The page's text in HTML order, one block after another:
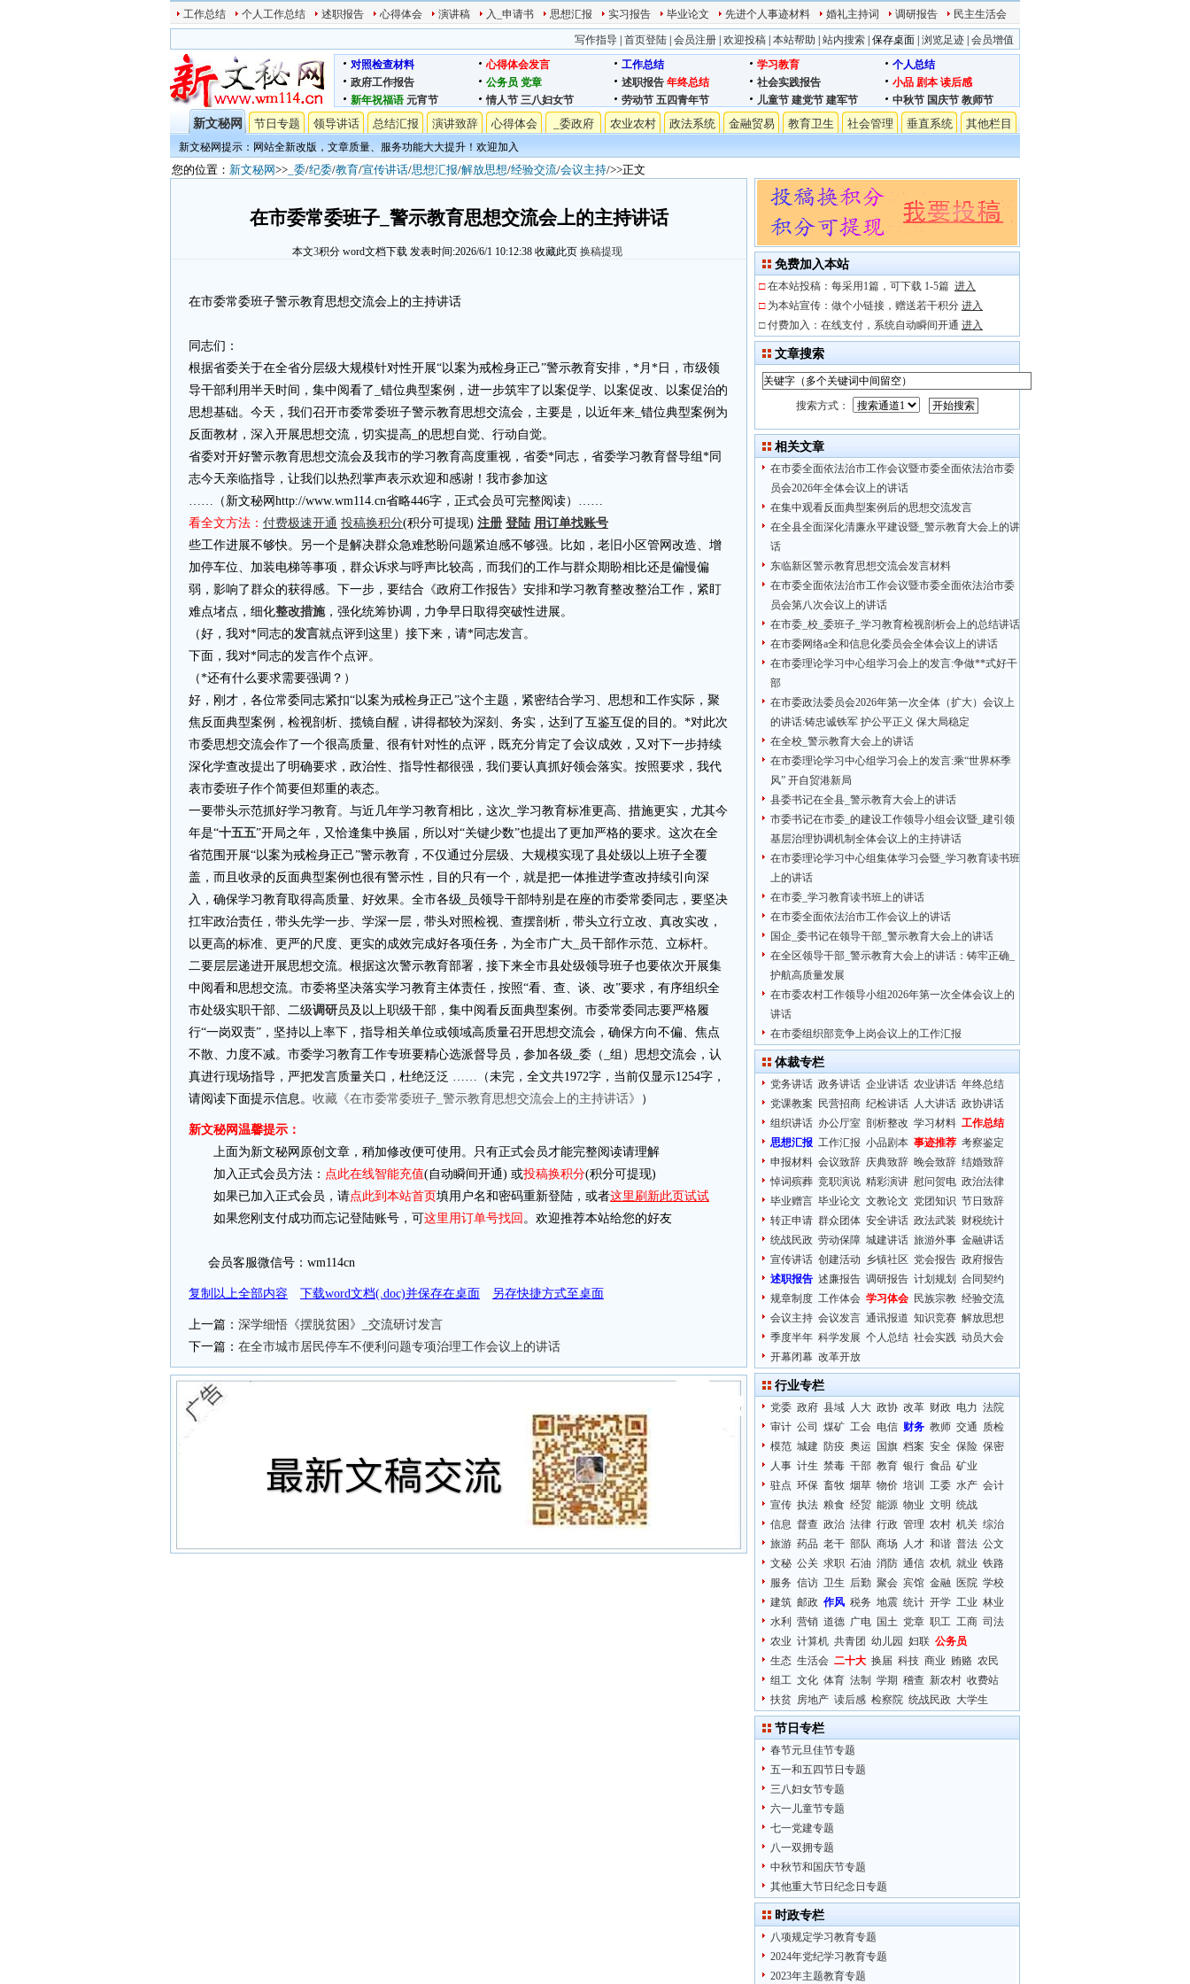
工作总结 个人工作总结 述职报告 心得体会 演讲稿 入_申请书 思想汇报 实习报告 毕业论文 先进个人事迹材料 婚礼主持词 调研报告 民主生活会
写作指导 首页登陆 会员注册 欢迎投稿 本站帮助 站内搜索 保存桌面 浏览足迹 会员增值
对照检查材料
心得体会发言 工作总结 学习教育
个人总结
政府工作报告
公务员 党章 述职报告 年终总结 社会实践报告 小品 剧本 读后感
新年祝福语 元宵节 情人节 三八妇女节 劳动节 五四青年节 儿童节 建党节 建军节 中秋节 国庆节 教师节
新文秘网 节日专题 领导讲话 总结汇报 演讲致辞 心得体会 _委政府 农业农村 政法系统 金融贸易 教育卫生 社会管理 垂直系统 其他栏目
新文秘网提示：网站全新改版，文章质量、服务功能大大提升！欢迎加入
您的位置： 新文秘网>> _委/纪委/教育/宣传讲话/思想汇报/解放思想/经验交流/会议主持/>>正文
在市委常委班子_警示教育思想交流会上的主持讲话
本文3积分 word文档下载 发表时间:2026/6/1 10:12:38 收藏此页 换稿提现
在市委常委班子警示教育思想交流会上的主持讲话
同志们：
根据省委关于在全省分层级大规模针对性开展“以案为戒检身正己”警示教育安排，*月*日，市级领
导干部利用半天时间，集中阅看了_错位典型案例，进一步筑牢了以案促学、以案促改、以案促治的
思想基础。今天，我们召开市委常委班子警示教育思想交流会，主要是，以近年来_错位典型案例为
反面教材，深入开展思想交流，切实提高_的思想自觉、行动自觉。
省委对开好警示教育思想交流会及我市的学习教育高度重视，省委*同志，省委学习教育督导组*同
志今天亲临指导，让我们以热烈掌声表示欢迎和感谢！我市参加这
……（新文秘网http://www.wm114.cn省略446字，正式会员可完整阅读）……
看全文方法： 付费极速开通 投稿换积分(积分可提现) 注册 登陆 用订单找账号
些工作进展不够快。另一个是解决群众急难愁盼问题紧迫感不够强。比如，老旧小区管网改造、增
加停车位、加装电梯等事项，群众诉求与呼声比较高，而我们的工作与群众期盼相比还是偏慢偏
弱，影响了群众的获得感。下一步，要结合《政府工作报告》安排和学习教育整改整治工作，紧盯
难点堵点，细化整改措施，强化统筹协调，力争早日取得突破性进展。
（好，我对*同志的发言就点评到这里）接下来，请*同志发言。
下面，我对*同志的发言作个点评。
（*还有什么要求需要强调？）
好，刚才，各位常委同志紧扣“以案为戒检身正己”这个主题，紧密结合学习、思想和工作实际，聚
焦反面典型案例，检视剖析、揽镜自醒，讲得都较为深刻、务实，达到了互鉴互促的目的。*对此次
市委思想交流会作了一个很高质量、很有针对性的点评，既充分肯定了会议成效，又对下一步持续
深化学查改提出了明确要求，政治性、指导性都很强，我们要认真抓好领会落实。按照要求，我代
表市委班子作个简要但郑重的表态。
一要带头示范抓好学习教育。与近几年学习教育相比，这次_学习教育标准更高、措施更实，尤其今
年是“十五五”开局之年，又恰逢集中换届，所以对“关键少数”也提出了更加严格的要求。这次在全
省范围开展“以案为戒检身正己”警示教育，不仅通过分层级、大规模实现了县处级以上班子全覆
盖，而且收录的反面典型案例也很有警示性，目的只有一个，就是把一体推进学查改持续引向深
入，确保学习教育取得高质量、好效果。全市各级_员领导干部特别是在座的市委常委同志，要坚决
扛牢政治责任，带头先学一步、学深一层，带头对照检视、查摆剖析，带头立行立改、真改实改，
以更高的标准、更严的尺度、更实的成效完成好各项任务，为全市广大_员干部作示范、立标杆。
二要层层递进开展思想交流。根据这次警示教育部署，接下来全市县处级领导班子也要依次开展集
中阅看和思想交流。市委将坚决落实学习教育主体责任，按照“看、查、谈、改”要求，有序组织全
市处级实职干部、二级调研员及以上职级干部，集中阅看反面典型案例。市委常委同志要严格履
行“一岗双责”，坚持以上率下，指导相关单位或领域高质量召开思想交流会，确保方向不偏、焦点
不散、力度不减。市委学习教育工作专班要精心选派督导员，参加各级_委（_组）思想交流会，认
真进行现场指导，严把发言质量关口，杜绝泛泛 ……（未完，全文共1972字，当前仅显示1254字，
请阅读下面提示信息。 收藏《在市委常委班子_警示教育思想交流会上的主持讲话》 ）
新文秘网温馨提示：
上面为新文秘网原创文章，稍加修改便可使用。只有正式会员才能完整阅读请理解
加入正式会员方法： 点此在线智能充值(自动瞬间开通) 或投稿换积分(积分可提现)
如果已加入正式会员，请点此到本站首页填用户名和密码重新登陆，或者这里刷新此页试试
如果您刚支付成功而忘记登陆账号，可这里用订单号找回 。欢迎推荐本站给您的好友
会员客服微信号：wm114cn
复制以上全部内容 下载word文档(.doc)并保存在桌面 另存快捷方式至桌面
上一篇： 深学细悟《摆脱贫困》_交流研讨发言
下一篇： 在全市城市居民停车不便利问题专项治理工作会议上的讲话
免费加入本站
□ 在本站投稿：每采用1篇，可下载 1-5篇 进入
□ 为本站宣传：做个小链接，赠送若干积分 进入
□ 付费加入：在线支付，系统自动瞬间开通 进入
文章搜索
搜索方式：
相关文章
在市委全面依法治市工作会议暨市委全面依法治市委
员会2026年全体会议上的讲话
在集中观看反面典型案例后的思想交流发言
在全县全面深化清廉永平建设暨_警示教育大会上的讲
话
东临新区警示教育思想交流会发言材料
在市委全面依法治市工作会议暨市委全面依法治市委
员会第八次会议上的讲话
在市委_校_委班子_学习教育检视剖析会上的总结讲话
在市委网络a全和信息化委员会全体会议上的讲话
在市委理论学习中心组学习会上的发言:争做**式好干
部
在市委政法委员会2026年第一次全体（扩大）会议上
的讲话:铸忠诚铁军 护公平正义 保大局稳定
在全校_警示教育大会上的讲话
在市委理论学习中心组学习会上的发言:乘“世界杯季
风” 开自贸港新局
县委书记在全县_警示教育大会上的讲话
市委书记在市委_的建设工作领导小组会议暨_建引领
基层治理协调机制全体会议上的主持讲话
在市委理论学习中心组集体学习会暨_学习教育读书班
上的讲话
在市委_学习教育读书班上的讲话
在市委全面依法治市工作会议上的讲话
国企_委书记在领导干部_警示教育大会上的讲话
在全区领导干部_警示教育大会上的讲话：铸牢正确_
护航高质量发展
在市委农村工作领导小组2026年第一次全体会议上的
讲话
在市委组织部竞争上岗会议上的工作汇报
体裁专栏
党务讲话 政务讲话 企业讲话 农业讲话 年终总结
党课教案
民营招商 纪检讲话 人大讲话 政协讲话
组织讲话 办公厅室 剖析整改 学习材料 工作总结
思想汇报 工作汇报 小品剧本 事迹推荐 考察鉴定
申报材料 会议致辞 庆典致辞 晚会致辞 结婚致辞
悼词殡葬 竞职演说 精彩演讲 慰问贺电 政治法律
毕业赠言 毕业论文 文教论文 党团知识 节日致辞
转正申请 群众团体 安全讲话 政法武装 财税统计
统战民政 劳动保障 城建讲话 旅游外事 金融讲话
宣传讲话 创建活动 乡镇社区 党会报告 政府报告
述职报告 述廉报告 调研报告 计划规划
合同契约
规章制度 工作体会 学习体会 民族宗教 经验交流
会议主持 会议发言 通讯报道 知识竞赛 解放思想
季度半年 科学发展 个人总结 社会实践 动员大会
开幕闭幕 改革开放
行业专栏
党委 政府 县域 人大 政协 改革 财政 电力 法院
审计 公司 煤矿 工会 电信 财务 教师 交通 质检
模范 城建 防疫 奥运 国旗 档案 安全 保险 保密
人事 计生 禁毒 干部 教育 银行 食品 矿业
驻点 环保 畜牧 烟草 物价 培训 工委 水产 会计
宣传 执法 粮食 经贸 能源 物业 文明 统战
信息 督查 政治 法律 行政 管理 农村 机关 综治
旅游 药品 老干 部队 商场 人才 和谐 普法 公文
文秘 公关 求职 石油 消防 通信 农机 就业 铁路
服务 信访 卫生 后勤 聚会 宾馆 金融 医院 学校
建筑 邮政 作风 税务 地震 统计 开学 工业 林业
水利
营销 道德 广电 国土 党章 职工 工商 司法
农业 计算机 共青团 幼儿园 妇联 公务员
生态 生活会 二十大 换届 科技 商业 贿赂 农民
组工 文化 体育 法制 学期 稽查 新农村 收费站
扶贫 房地产 读后感 检察院 统战民政 大学生
节日专栏
春节元旦佳节专题
五一和五四节日专题
三八妇女节专题
六一儿童节专题
七一党建专题
八一双拥专题
中秋节和国庆节专题
其他重大节日纪念日专题
时政专栏
八项规定学习教育专题
2024年党纪学习教育专题
2023年主题教育专题